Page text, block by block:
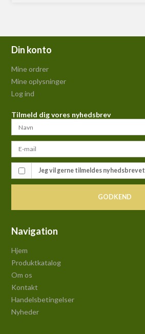
Din konto
Mine ordrer
Mine oplysninger
Log ind
Tilmeld dig vores nyhedsbrev
Jeg vil gerne tilmeldes nyhedsbrevet
GODKEND
Navigation
Hjem
Produktkatalog
Om os
Kontakt
Handelsbetingelser
Nyheder